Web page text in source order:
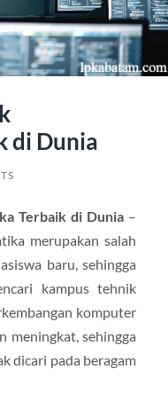
di Dunia
Terbaik di Dunia –
merupakan salah
baru, sehingga
kampus tehnik
komputer
meningkat, sehingga
dicari pada beragam